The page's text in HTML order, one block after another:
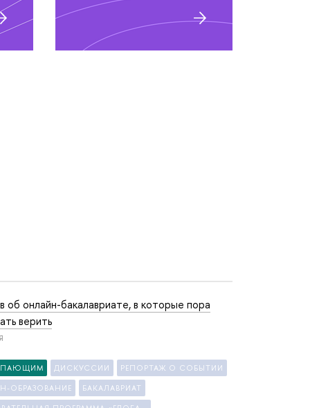
об онлайн-бакалавриате, в которые пора
верить
ДИСКУССИИ РЕПОРТАЖ О СОБЫТИИ
ОБРАЗОВАНИЕ БАКАЛАВРИАТ